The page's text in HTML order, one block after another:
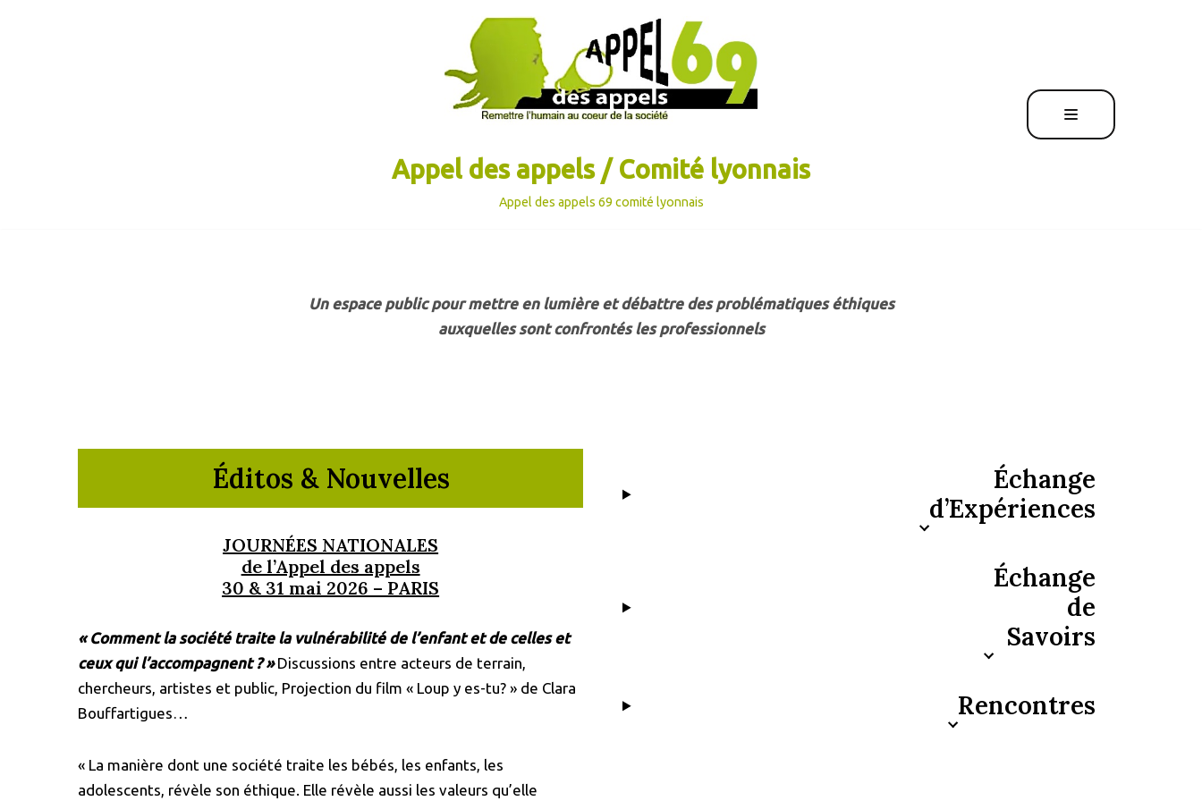
Appel des appels / Comité lyonnais
Appel des appels 69 comité lyonnais
Un espace public pour mettre en lumière et débattre des problématiques éthiques
auxquelles sont confrontés les professionnels
Éditos & Nouvelles
JOURNÉES NATIONALES
de l’Appel des appels
30 & 31 mai 2026 – PARIS
« Comment la société traite la vulnérabilité de l’enfant et de celles et
ceux qui l’accompagnent ? »Discussions entre acteurs de terrain,
chercheurs, artistes et public, Projection du film « Loup y es-tu? » de Clara
Bouffartigues…
« La manière dont une société traite les bébés, les enfants, les
adolescents, révèle son éthique. Elle révèle aussi les valeurs qu’elle
Échange
d’Expériences
Échange
de
Savoirs
Rencontres